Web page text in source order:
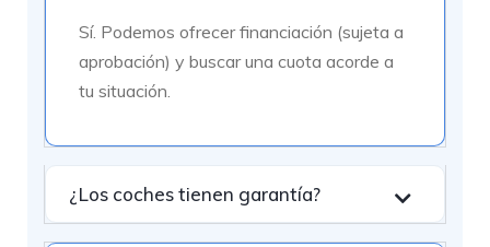
Sí. Podemos ofrecer financiación (sujeta a
aprobación) y buscar una cuota acorde a
tu situación.
¿Los coches tienen garantía?